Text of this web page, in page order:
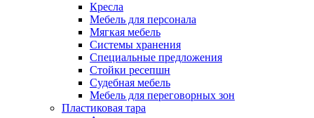
Кресла
Мебель для персонала
Мягкая мебель
Системы хранения
Специальные предложения
Стойки ресепшн
Судебная мебель
Мебель для переговорных зон
Пластиковая тара